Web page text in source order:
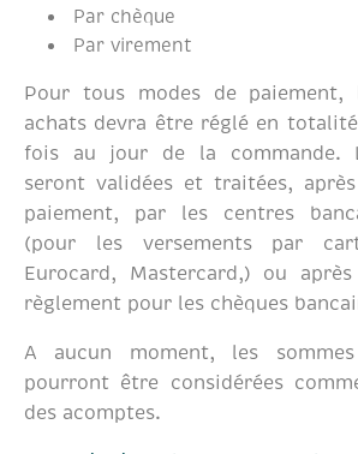
Par chèque
Par virement
Pour tous modes de
achats devra être réglé en
fois au jour de la commande.
seront validées et traitées,
paiement, par les centres
(pour les versements par
Eurocard, Mastercard,) ou
règlement pour les chèques
A aucun moment, les
pourront être considérées
des acomptes.